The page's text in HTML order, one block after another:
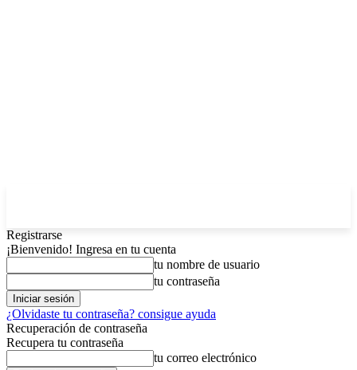
Registrarse
¡Bienvenido! Ingresa en tu cuenta
tu nombre de usuario
tu contraseña
¿Olvidaste tu contraseña? consigue ayuda
Recuperación de contraseña
Recupera tu contraseña
tu correo electrónico